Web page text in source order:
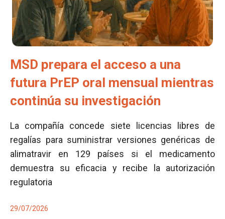
MSD prepara el acceso a una
futura PrEP oral mensual mientras
continúa su investigación
La compañía concede siete licencias libres de
regalías para suministrar versiones genéricas de
alimatravir en 129 países si el medicamento
demuestra su eficacia y recibe la autorización
regulatoria
29/07/2026